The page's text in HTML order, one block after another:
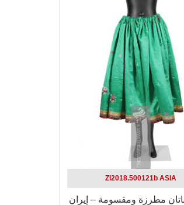
ZI2018.500121b ASIA
مطرزة ومقسومة – إيران